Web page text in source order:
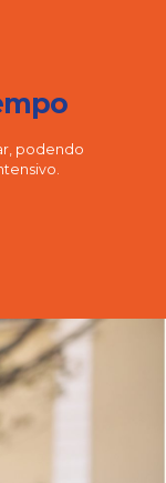
podendo